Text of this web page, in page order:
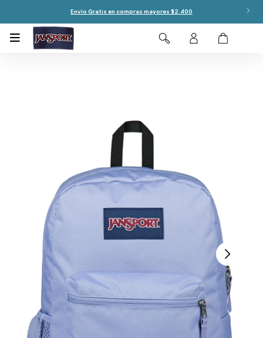
Envío Gratis en compras mayores $2.400
